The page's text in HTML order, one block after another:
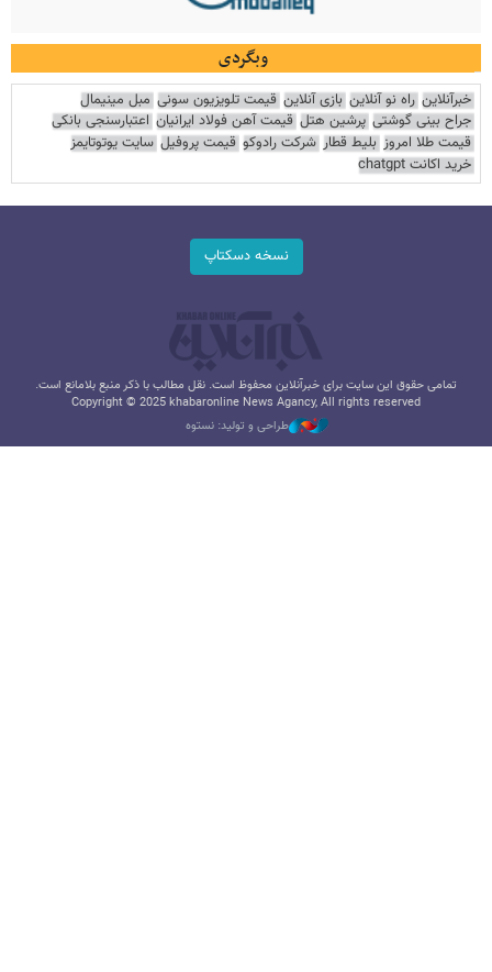
وبگردی
خبرآنلاین راه نو آنلاین بازی آنلاین قیمت تلویزیون سونی مبل مینیمال
جراح بینی گوشتی پرشین هتل قیمت آهن فولاد ایرانیان اعتبارسنجی بانکی
قیمت طلا امروز بلیط قطار شرکت رادوکو قیمت پروفیل سایت یوتوتایمز
خرید اکانت chatgpt
نسخه دسکتاپ
تمامی حقوق این سایت برای خبرآنلاین محفوظ است. نقل مطالب با ذکر منبع بلامانع است.
Copyright © 2025 khabaronline News Agancy, All rights reserved
طراحی و تولید: نستوه